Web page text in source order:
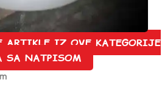
ARTIKLE IZ OVE KATEGORIJE
SA NATPISOM